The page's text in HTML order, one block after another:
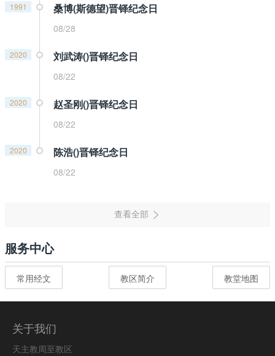
1991 桑博(斯德望)晋铎纪念日
08/28
2020 刘武涛()晋铎纪念日
08/22
2020 赵圣刚()晋铎纪念日
08/22
2020 陈浩()晋铎纪念日
08/22
服务中心
常用经文 教区简介 教堂地图
关于我们
天主教周至教区